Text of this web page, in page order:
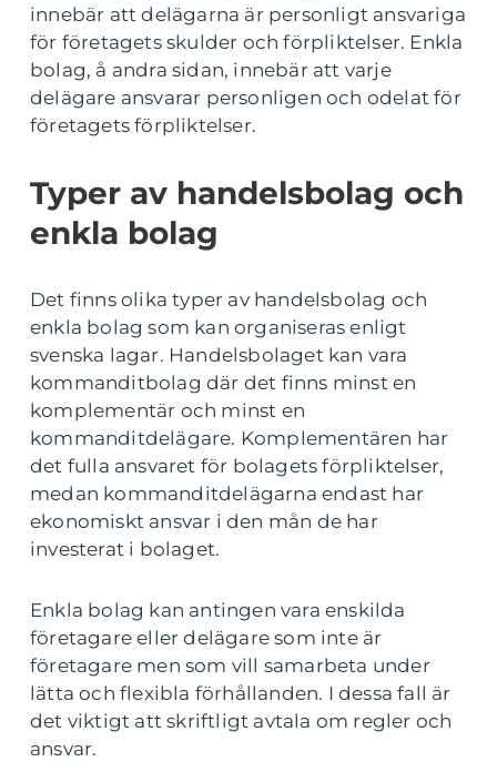
innebär att delägarna är personligt ansvariga
för företagets skulder och förpliktelser. Enkla
bolag, å andra sidan, innebär att varje
delägare ansvarar personligen och odelat för
företagets förpliktelser.
Typer av handelsbolag och
enkla bolag
Det finns olika typer av handelsbolag och
enkla bolag som kan organiseras enligt
svenska lagar. Handelsbolaget kan vara
kommanditbolag där det finns minst en
komplementär och minst en
kommanditdelägare. Komplementären har
det fulla ansvaret för bolagets förpliktelser,
medan kommanditdelägarna endast har
ekonomiskt ansvar i den mån de har
investerat i bolaget.
Enkla bolag kan antingen vara enskilda
företagare eller delägare som inte är
företagare men som vill samarbeta under
lätta och flexibla förhållanden. I dessa fall är
det viktigt att skriftligt avtala om regler och
ansvar.